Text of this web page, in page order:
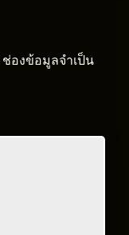
ช่องข้อมูลจำเป็น